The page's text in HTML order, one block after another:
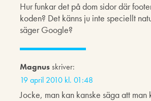
Hur funkar det på dom sidor där
koden? Det känns ju inte speciellt
säger Google?
Magnusskriver:
19 april 2010 kl. 01:48
Jocke, man kan kanske säga att man